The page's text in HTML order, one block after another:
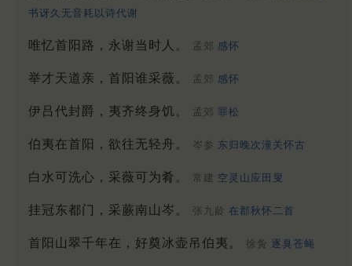
书讶久无音耗以诗代谢
唯忆首阳路，永谢当时人。 孟郊 感怀
举才天道亲，首阳谁采薇。 孟郊 感怀
伊吕代封爵，夷齐终身饥。 孟郊 罪松
伯夷在首阳，欲往无轻舟。 岑参 东归晚次潼关怀古
白水可洗心，采薇可为肴。 常建 空灵山应田叟
挂冠东都门，采蕨南山岑。 张九龄 在郡秋怀二首
首阳山翠千年在，好奠冰壶吊伯夷。 徐夤 逐臭苍蝇